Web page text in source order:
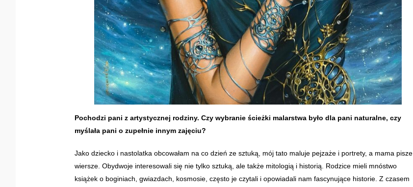
Pochodzi pani z artystycznej rodziny. Czy wybranie ścieżki malarstwa było dla pani naturalne, czy
myślała pani o zupełnie innym zajęciu?
Jako dziecko i nastolatka obcowałam na co dzień ze sztuką, mój tato maluje pejzaże i portrety, a mama pisze
wiersze. Obydwoje interesowali się nie tylko sztuką, ale także mitologią i historią. Rodzice mieli mnóstwo
książek o boginiach, gwiazdach, kosmosie, często je czytali i opowiadali nam fascynujące historie. Z czasem